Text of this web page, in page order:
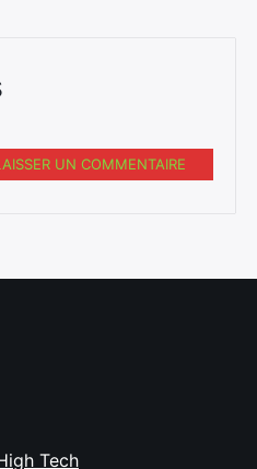
UN COMMENTAIRE
Tech